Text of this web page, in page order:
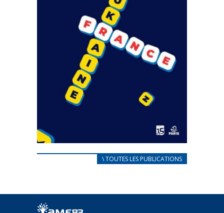
CARNET D’ACCUEIL
Afin d’accompagner au mieux les réfugiés
\ TOUTES LES PUBLICATIONS